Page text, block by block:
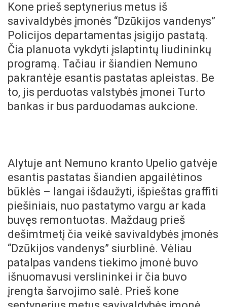
Kone prieš septynerius metus iš
savivaldybės įmonės “Dzūkijos vandenys”
Policijos departamentas įsigijo pastatą.
Čia planuota vykdyti įslaptintų liudininkų
programą. Tačiau ir šiandien Nemuno
pakrantėje esantis pastatas apleistas. Be
to, jis perduotas valstybės įmonei Turto
bankas ir bus parduodamas aukcione.
Alytuje ant Nemuno kranto Upelio gatvėje
esantis pastatas šiandien apgailėtinos
būklės – langai išdaužyti, išpieštas graffiti
piešiniais, nuo pastatymo vargu ar kada
buvęs remontuotas. Maždaug prieš
dešimtmetį čia veikė savivaldybės įmonės
“Dzūkijos vandenys” siurblinė. Vėliau
patalpas vandens tiekimo įmonė buvo
išnuomavusi verslininkei ir čia buvo
įrengta šarvojimo salė. Prieš kone